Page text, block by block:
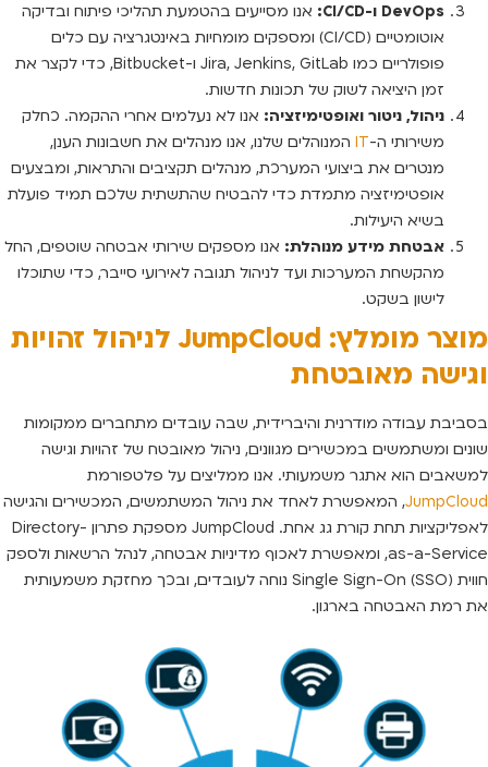
DevOps ו-CI/CD:
אנו מסייעים בהטמעת תהליכי פיתוח ובדיקה
אוטומטיים (CI/CD) ומספקים מומחיות באינטגרציה עם כלים
פופולריים כמו Jira, Jenkins, GitLab ו-Bitbucket, כדי לקצר את
זמן היציאה לשוק של תכונות חדשות.
ניהול, ניטור ואופטימיזציה: אנו לא נעלמים אחרי ההקמה. כחלק
משירותי ה-IT המנוהלים שלנו, אנו מנהלים את חשבונות הענן,
מנטרים את ביצועי המערכת, מנהלים תקציבים והתראות, ומבצעים
אופטימיזציה מתמדת כדי להבטיח שהתשתית שלכם תמיד פועלת
בשיא היעילות.
אבטחת מידע מנוהלת: אנו מספקים שירותי אבטחה שוטפים, החל
מהקשחת המערכות ועד לניהול תגובה לאירועי סייבר, כדי שתוכלו
לישון בשקט.
מוצר מומלץ: JumpCloud לניהול זהויות
וגישה מאובטחת
בסביבת עבודה מודרנית והיברידית, שבה עובדים מתחברים ממקומות
שונים ומשתמשים במכשירים מגוונים, ניהול מאובטח של זהויות וגישה
למשאבים הוא אתגר משמעותי. אנו ממליצים על פלטפורמת
JumpCloud, המאפשרת לאחד את ניהול המשתמשים, המכשירים והגישה
לאפליקציות תחת קורת גג אחת. JumpCloud מספקת פתרון Directory-
as-a-Service, ומאפשרת לאכוף מדיניות אבטחה, לנהל הרשאות ולספק
חווית Single Sign-On (SSO) נוחה לעובדים, ובכך מחזקת משמעותית
את רמת האבטחה בארגון.